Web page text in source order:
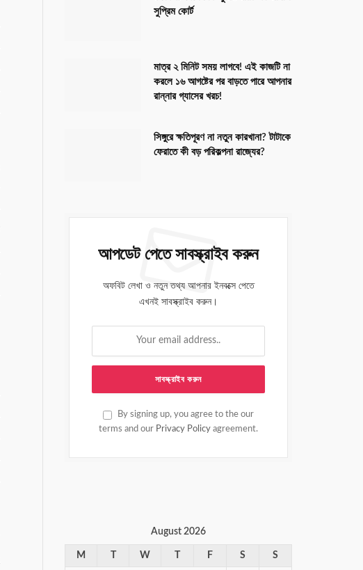
সুপ্রিম কোর্ট
মাত্র ২ মিনিট সময় লাগবে! এই কাজটি না
করলে ১৬ আগষ্টের পর বাড়তে পারে আপনার
রান্নার গ্যাসের খরচ!
সিঙ্গুরে ক্ষতিপূরণ না নতুন কারখানা? টাটাকে
ফেরাতে কী বড় পরিকল্পনা রাজ্যের?
আপডেট পেতে সাবস্ক্রাইব করুন
অফবিট লেখা ও নতুন তথ্য আপনার ইনবক্সে পেতে
এখনই সাবস্ক্রাইব করুন।
By signing up, you agree to the our
terms and our Privacy Policy agreement.
August 2026
M W F S S